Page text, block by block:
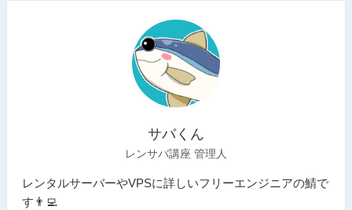
サバくん
レンサバ講座 管理人
レンタルサーバーやVPSに詳しいフリーエンジニアの鯖で
す👨‍💻